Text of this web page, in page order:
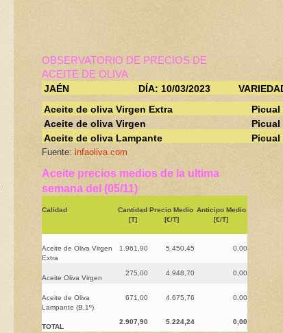
OBSERVATORIO DE PRECIOS DE
ACEITE DE OLIVA
JAÉN
DÍA: 10/03/2023
Aceite de oliva Virgen Extra
Picual
Aceite de oliva Virgen
Picual
Aceite de oliva Lampante
Picual
Fuente: infaoliva.com
Aceite precios medios de la ultima
semana del (05/11)
Calidad
Cantidad
[T]
Precio Medio
[€/T]
Anticipo Medio
[€/T]
Aceite de Oliva Virgen
Extra
1.961,90 5.450,45 0,00
Aceite Oliva Virgen
275,00 4.948,70 0,00
Aceite de Oliva
Lampante (B.1º)
671,00 4.675,76 0,00
TOTAL
2.907,90 5.224,24 0,00